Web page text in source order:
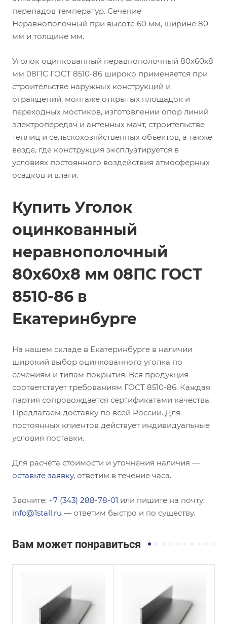
перепадов температур. Сечение
Неравнополочный при высоте 60 мм, ширине 80
мм и толщине мм.
Уголок оцинкованный неравнополочный 80х60х8
мм 08ПС ГОСТ 8510-86 широко применяется при
строительстве наружных конструкций и
ограждений, монтаже открытых площадок и
переходных мостиков, изготовлении опор линий
электропередач и антенных мачт, строительстве
теплиц и сельскохозяйственных объектов, а также
везде, где конструкция эксплуатируется в
условиях постоянного воздействия атмосферных
осадков и влаги.
Купить Уголок
оцинкованный
неравнополочный
80х60х8 мм 08ПС ГОСТ
8510-86 в
Екатеринбурге
На нашем складе в Екатеринбурге в наличии
широкий выбор оцинкованного уголка по
сечениям и типам покрытия. Вся продукция
соответствует требованиям ГОСТ 8510-86. Каждая
партия сопровождается сертификатами качества.
Предлагаем доставку по всей России. Для
постоянных клиентов действует индивидуальные
условия поставки.
Для расчёта стоимости и уточнения наличия —
оставьте заявку, ответим в течение часа.
Звоните: +7 (343) 288-78-01 или пишите на почту:
info@1stall.ru — ответим быстро и по существу.
Вам может понравиться
Равнополочный
Высота, мм
250
Равнополочный
Высота, мм
200